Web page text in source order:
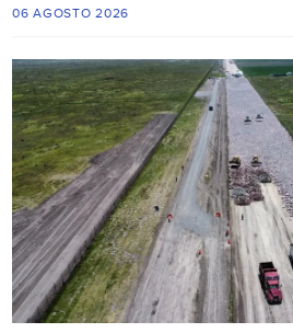
06 AGOSTO 2026